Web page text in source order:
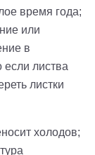
время года;
или
в
если листва
листки
холодов;